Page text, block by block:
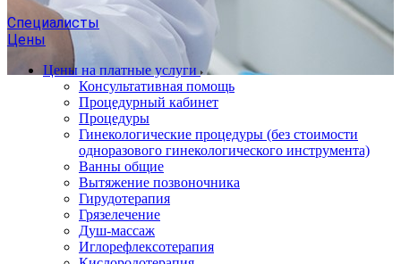
Специалисты
Цены
Цены на платные услуги
Консультативная помощь
Процедурный кабинет
Процедуры
Гинекологические процедуры (без стоимости
одноразового гинекологического инструмента)
Ванны общие
Вытяжение позвоночника
Гирудотерапия
Грязелечение
Душ-массаж
Иглорефлексотерапия